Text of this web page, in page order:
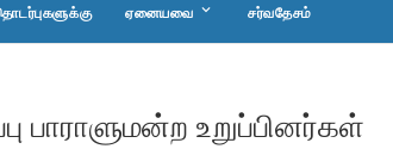
ஏனையவை keyboard_arrow_down சர்வதேசம்
பாராளுமன்ற உறுப்பினர்கள்